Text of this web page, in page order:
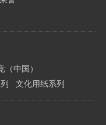
（中国）
文化用纸系列